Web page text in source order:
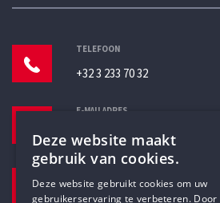
TELEFOON
+32 3 233 70 32
E-MAILADRES
Pottenbrug 4 DUTCH
Deze website maakt
gebruik van cookies.
Deze website gebruikt cookies om uw
gebruikerservaring te verbeteren. Door